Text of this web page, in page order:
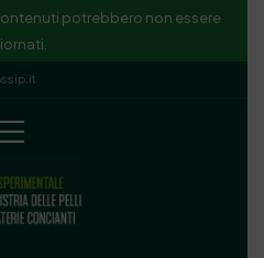
potrebbero non essere